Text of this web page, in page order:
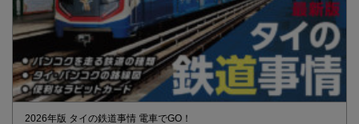
2026年版 タイの鉄道事情 電車でGO！